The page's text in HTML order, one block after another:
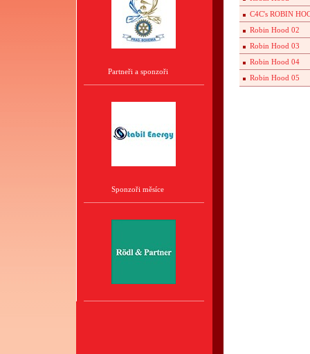
Partneři a sponzoři
Sponzoři měsíce
C4C's ROBIN
Robin Hood 02
Robin Hood 03
Robin Hood 04
Robin Hood 05